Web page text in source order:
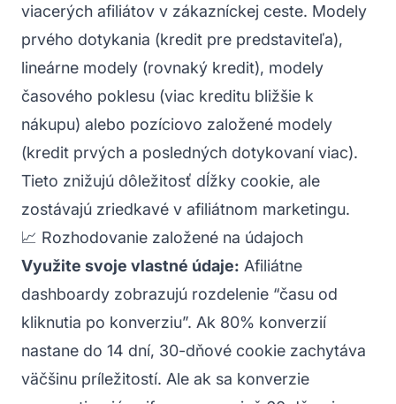
viacerých afiliátov v zákazníckej ceste. Modely
prvého dotykania (kredit pre predstaviteľa),
lineárne modely (rovnaký kredit), modely
časového poklesu (viac kreditu bližšie k
nákupu) alebo pozíciovo založené modely
(kredit prvých a posledných dotykovaní viac).
Tieto znižujú dôležitosť dĺžky cookie, ale
zostávajú zriedkavé v afiliátnom marketingu.
📈 Rozhodovanie založené na údajoch
Využite svoje vlastné údaje: Afiliátne
dashboardy zobrazujú rozdelenie “času od
kliknutia po konverziu”. Ak 80% konverzií
nastane do 14 dní, 30-dňové cookie zachytáva
väčšinu príležitostí. Ale ak sa konverzie